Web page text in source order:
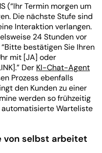
(“Ihr Termin morgen um
Die nächste Stufe sind
Interaktion verlangen.
24 Stunden vor
bestätigen Sie Ihren
mit [JA] oder
Der KI-Chat-Agent
Prozess ebenfalls
den Kunden zu einer
werden so frühzeitig
automatisierte Warteliste
von selbst arbeitet